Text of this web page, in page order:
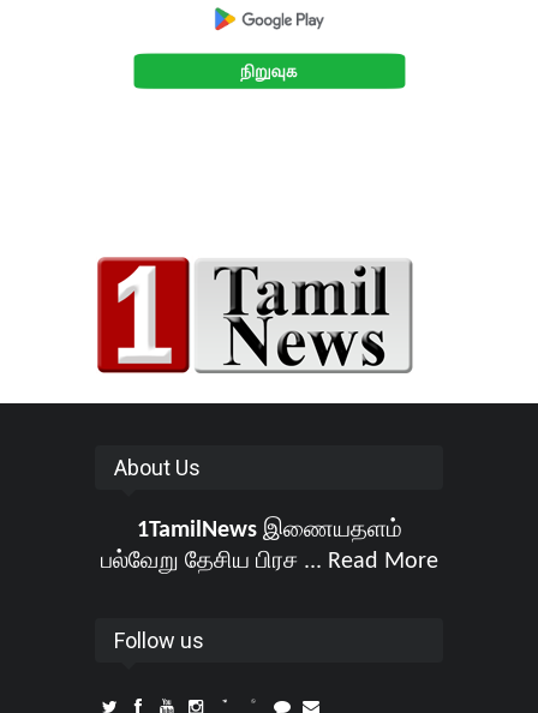
About Us
1TamilNewsஇணையதளம்
பல்வேறு தேசிய பிரச ... Read More
Follow us